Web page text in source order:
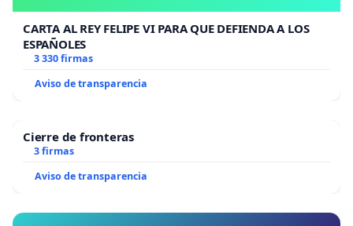
CARTA AL REY FELIPE VI PARA QUE DEFIENDA A LOS
ESPAÑOLES
3 330 firmas
Aviso de transparencia
Cierre de fronteras
3 firmas
Aviso de transparencia